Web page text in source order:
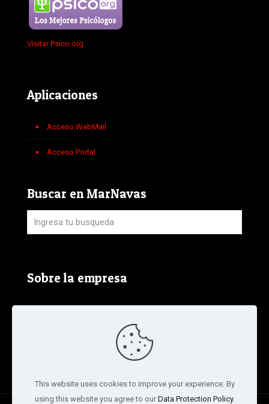
Visitar Psico.org
Aplicaciones
Acceso WebMail
Acceso Portal
Buscar en MarNavas
Sobre la empresa
Términos y condiciones de la tienda
This website uses cookies to improve your experience. By
using this website you agree to our Data Protection Policy.